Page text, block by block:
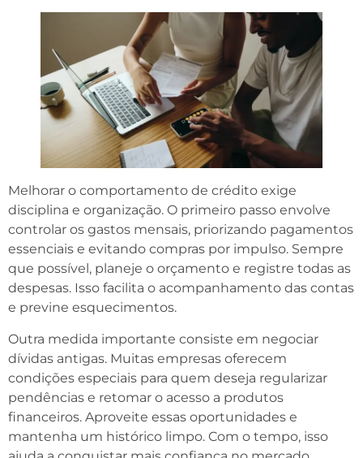
Melhorar o comportamento de crédito exige
disciplina e organização. O primeiro passo envolve
controlar os gastos mensais, priorizando pagamentos
essenciais e evitando compras por impulso. Sempre
que possível, planeje o orçamento e registre todas as
despesas. Isso facilita o acompanhamento das contas
e previne esquecimentos.
Outra medida importante consiste em negociar
dívidas antigas. Muitas empresas oferecem
condições especiais para quem deseja regularizar
pendências e retomar o acesso a produtos
financeiros. Aproveite essas oportunidades e
mantenha um histórico limpo. Com o tempo, isso